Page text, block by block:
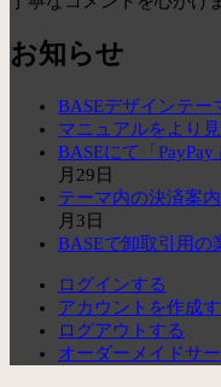
お知らせ
BASEデザインテー
マニュアルをより
BASEにて「
月29日
テーマ内の決済案
月3日
BASEで卸取引用の
ログインする
アカウントを作成
ログアウトする
オーダーメイドサ